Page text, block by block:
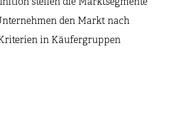
den Markt nach
in Käufergruppen